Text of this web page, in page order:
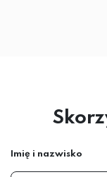
Imię i nazwisko